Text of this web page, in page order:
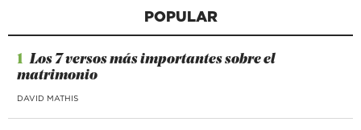
POPULAR
1 Los 7 versos más importantes sobre el
matrimonio
DAVID MATHIS